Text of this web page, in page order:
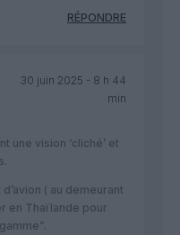
RÉPONDRE
30 juin 2025 - 8 h 44
min
une vision ‘cliché’ et
( au demeurant
en Thaïlande pour